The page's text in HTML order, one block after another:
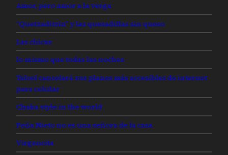
Amor, pero amor a la verga
“Quetzaditzin” y las quesadillas sin queso
Las chicas
lo mismo que todas las noches
Telcel cancelará sus planes más accesibles de internet
para celular
Chaka style in the world
Peña Nieto no es una señora de la casa
Virgencita